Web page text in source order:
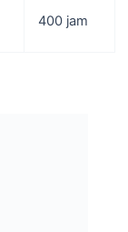
400 jam